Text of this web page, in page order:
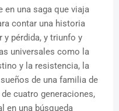
en una saga que viaja
contar una historia
y pérdida, y triunfo y
universales como la
y la resistencia, la
de una familia de
cuatro generaciones,
en una búsqueda